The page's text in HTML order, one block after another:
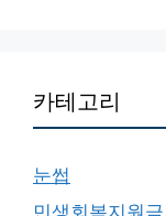
카테고리
눈썹